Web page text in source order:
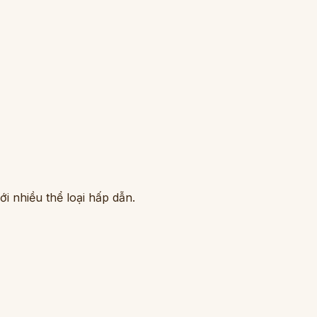
nhiều thể loại hấp dẫn.